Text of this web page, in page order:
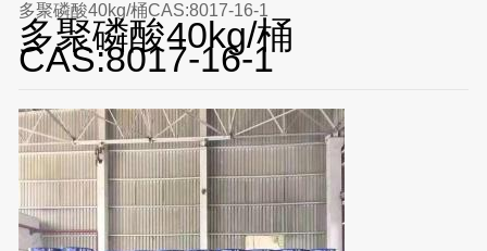
多聚磷酸40kg/桶CAS:8017-16-1
多聚磷酸40kg/桶
CAS:8017-16-1